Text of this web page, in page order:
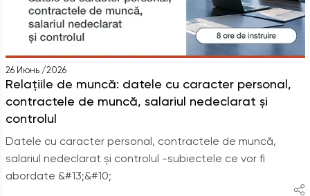
26 Июнь /2026
Relațiile de muncă: datele cu caracter personal,
contractele de muncă, salariul nedeclarat și
controlul
Datele cu caracter personal, contractele de muncă,
salariul nedeclarat și controlul -subiectele ce vor fi
abordate &#13;&#10;